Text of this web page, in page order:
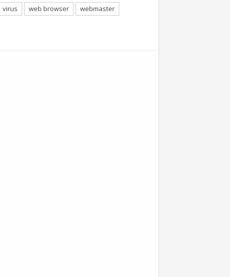
virus
web browser webmaster